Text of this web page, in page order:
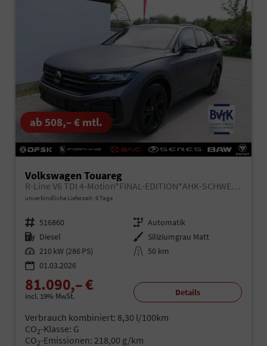
ab 508,– € mtl.
Volkswagen Touareg
R-Line V6 TDI 4-Motion*FINAL-EDITION*AHK-SCHWENKBAR*NAVI*ACC*PDC*LED*SHZ*BLACKSTYLE*20-ZOLL
unverbindliche Lieferzeit: 6 Tage
Fahrzeugnr. 516860 Getriebe Automatik
Kraftstoff Diesel Außenfarbe Siliziumgrau Matt
Leistung 210 kW (286 PS) Kilometerstand 50 km
01.03.2026
81.090,– €
incl. 19% MwSt. Details
Verbrauch kombiniert: 8,30 l/100km
CO2-Klasse: G
CO2-Emissionen: 218,00 g/km